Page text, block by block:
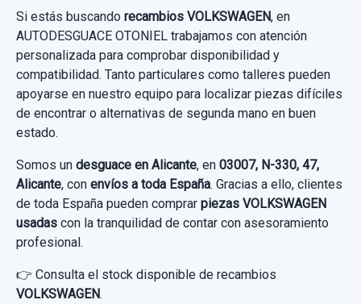
Si estás buscando recambios VOLKSWAGEN, en
AUTODESGUACE OTONIEL trabajamos con atención
personalizada para comprobar disponibilidad y
compatibilidad. Tanto particulares como talleres pueden
apoyarse en nuestro equipo para localizar piezas difíciles
de encontrar o alternativas de segunda mano en buen
estado.
Somos un desguace en Alicante, en 03007, N-330, 47,
Alicante, con envíos a toda España. Gracias a ello, clientes
de toda España pueden comprar piezas VOLKSWAGEN
usadas con la tranquilidad de contar con asesoramiento
profesional.
👉 Consulta el stock disponible de recambios
VOLKSWAGEN.